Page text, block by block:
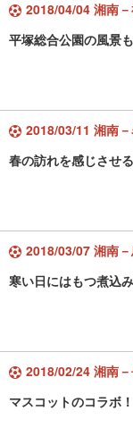
2018/04/04 湘南
平塚総合公園の風景
2018/03/11 湘南
春の訪れを感じさせ
2018/03/07 湘南
寒い日にはもつ煮込み
2018/02/24 湘南
マスコットのコラボ！